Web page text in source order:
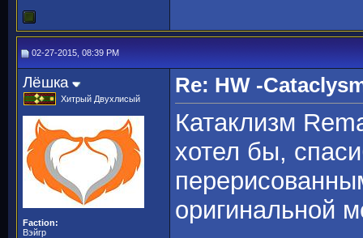
02-27-2015, 08:39 PM
Лёшка
Хитрый Двухлисый
Faction:
Вэйгр
Re: HW -
Катаклизм
хотел бы,
оригинальной